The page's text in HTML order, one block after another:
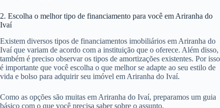
2. Escolha o melhor tipo de financiamento para você em Ariranha do
Ivaí
Existem diversos tipos de financiamentos imobiliários em Ariranha do
Ivaí que variam de acordo com a instituição que o oferece. Além disso,
também é preciso observar os tipos de amortizações existentes. Por isso
é importante que você escolha o que melhor se adapte ao seu estilo de
vida e bolso para adquirir seu imóvel em Ariranha do Ivaí.
Como as opções são muitas em Ariranha do Ivaí, preparamos um guia
básico com o que você precisa saber sobre o assunto.